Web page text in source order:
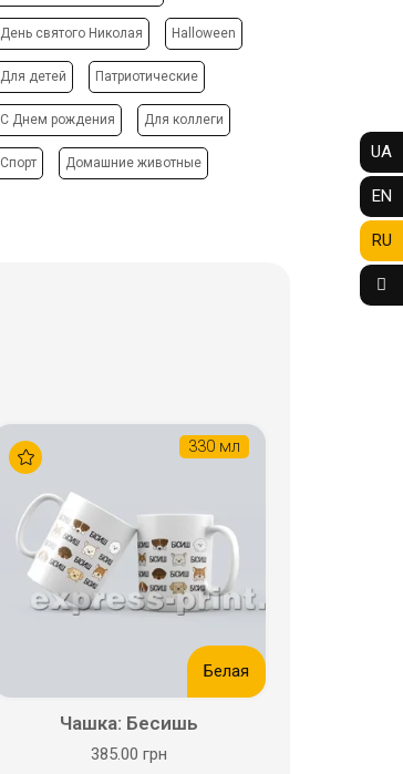
День святого Николая Halloween
Для детей Патриотические
C Днем рождения Для коллеги
Спорт Домашние животные
330 мл
Белая
Чашка: Бесишь
385.00 грн
UA
EN
RU